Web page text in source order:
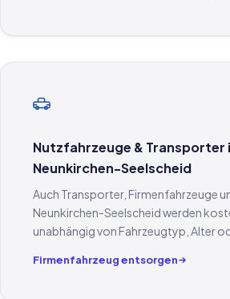
Nutzfahrzeuge & Transporter
Neunkirchen-Seelscheid
Auch Transporter, Firmenfahrzeuge
Neunkirchen-Seelscheid werden
unabhängig von Fahrzeugtyp, Alter
Firmenfahrzeug entsorgen